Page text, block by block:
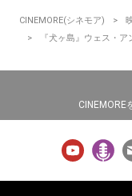
CINEMORE(シネモア)
『犬ヶ島』ウェス・